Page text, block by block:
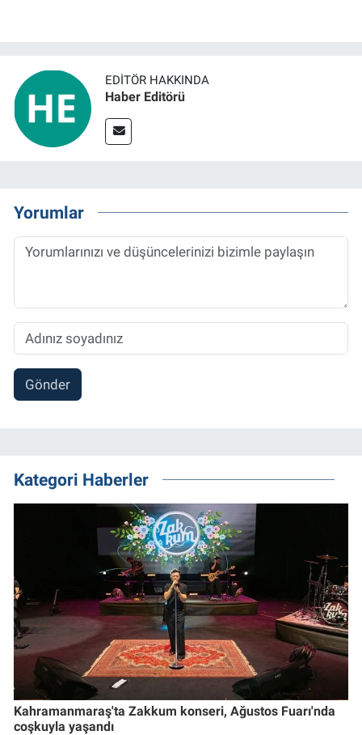
EDITÖR HAKKINDA
Haber Editörü
Yorumlar
Gönder
Kategori Haberler
Kahramanmaraş'ta Zakkum konseri, Ağustos Fuarı'nda
coşkuyla yaşandı